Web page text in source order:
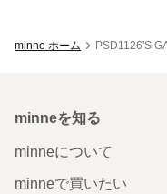
minne ホーム PSD1126'S
minneを知る
minneについて
minneで買いたい